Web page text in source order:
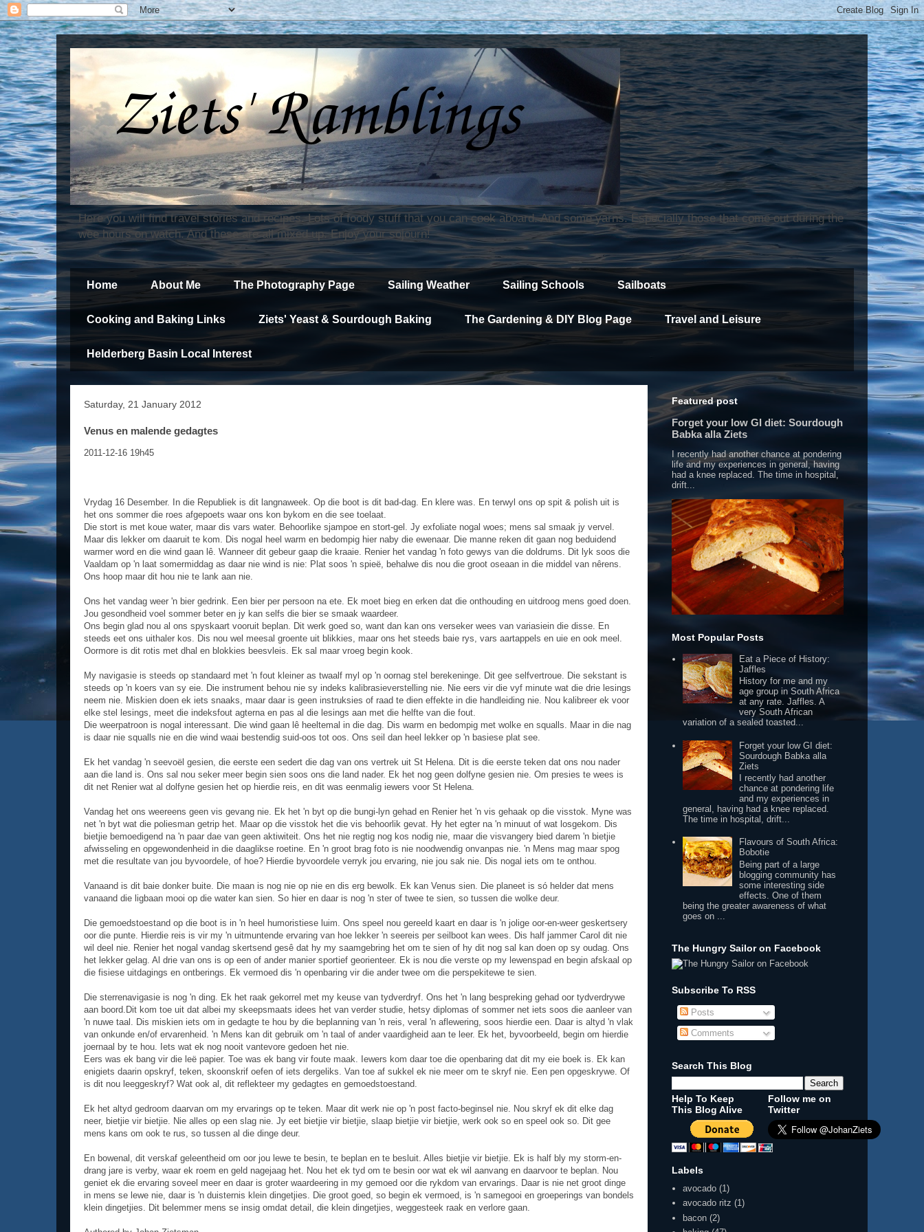
Here you will find travel stories and recipes. Lots of foody stuff that you can cook aboard. And some yarns. Especially those that come out during the
wee hours on watch. And these are all mixed up. Enjoy your sojourn!
Home About Me The Photography Page Sailing Weather Sailing Schools Sailboats
Cooking and Baking Links Ziets' Yeast & Sourdough Baking The Gardening & DIY Blog Page Travel and Leisure
Helderberg Basin Local Interest
Saturday, 21 January 2012
Venus en malende gedagtes
2011-12-16 19h45
Vrydag 16 Desember. In die Republiek is dit langnaweek. Op die boot is dit bad-dag. En klere was. En terwyl ons op spit & polish uit is
het ons sommer die roes afgepoets waar ons kon bykom en die see toelaat.
Die stort is met koue water, maar dis vars water. Behoorlike sjampoe en stort-gel. Jy exfoliate nogal woes; mens sal smaak jy vervel.
Maar dis lekker om daaruit te kom. Dis nogal heel warm en bedompig hier naby die ewenaar. Die manne reken dit gaan nog beduidend
warmer word en die wind gaan lê. Wanneer dit gebeur gaap die kraaie. Renier het vandag 'n foto gewys van die doldrums. Dit lyk soos die
Vaaldam op 'n laat somermiddag as daar nie wind is nie: Plat soos 'n spieë, behalwe dis nou die groot oseaan in die middel van nêrens.
Ons hoop maar dit hou nie te lank aan nie.
Ons het vandag weer 'n bier gedrink. Een bier per persoon na ete. Ek moet bieg en erken dat die onthouding en uitdroog mens goed doen.
Jou gesondheid voel sommer beter en jy kan selfs die bier se smaak waardeer.
Ons begin glad nou al ons spyskaart vooruit beplan. Dit werk goed so, want dan kan ons verseker wees van variasiein die disse. En
steeds eet ons uithaler kos. Dis nou wel meesal groente uit blikkies, maar ons het steeds baie rys, vars aartappels en uie en ook meel.
Oormore is dit rotis met dhal en blokkies beesvleis. Ek sal maar vroeg begin kook.
My navigasie is steeds op standaard met 'n fout kleiner as twaalf myl op 'n oornag stel berekeninge. Dit gee selfvertroue. Die sekstant is
steeds op 'n koers van sy eie. Die instrument behou nie sy indeks kalibrasieverstelling nie. Nie eers vir die vyf minute wat die drie lesings
neem nie. Miskien doen ek iets snaaks, maar daar is geen instruksies of raad te dien effekte in die handleiding nie. Nou kalibreer ek voor
elke stel lesings, meet die indeksfout agterna en pas al die lesings aan met die helfte van die fout.
Die weerpatroon is nogal interessant. Die wind gaan lê heeltemal in die dag. Dis warm en bedompig met wolke en squalls. Maar in die nag
is daar nie squalls nie en die wind waai bestendig suid-oos tot oos. Ons seil dan heel lekker op 'n basiese plat see.
Ek het vandag 'n seevoël gesien, die eerste een sedert die dag van ons vertrek uit St Helena. Dit is die eerste teken dat ons nou nader
aan die land is. Ons sal nou seker meer begin sien soos ons die land nader. Ek het nog geen dolfyne gesien nie. Om presies te wees is
dit net Renier wat al dolfyne gesien het op hierdie reis, en dit was eenmalig iewers voor St Helena.
Vandag het ons weereens geen vis gevang nie. Ek het 'n byt op die bungi-lyn gehad en Renier het 'n vis gehaak op die visstok. Myne was
net 'n byt wat die poliesman getrip het. Maar op die visstok het die vis behoorlik gevat. Hy het egter na 'n minuut of wat losgekom. Dis
bietjie bemoedigend na 'n paar dae van geen aktiwiteit. Ons het nie regtig nog kos nodig nie, maar die visvangery bied darem 'n bietjie
afwisseling en opgewondenheid in die daaglikse roetine. En 'n groot brag foto is nie noodwendig onvanpas nie. 'n Mens mag maar spog
met die resultate van jou byvoordele, of hoe? Hierdie byvoordele verryk jou ervaring, nie jou sak nie. Dis nogal iets om te onthou.
Vanaand is dit baie donker buite. Die maan is nog nie op nie en dis erg bewolk. Ek kan Venus sien. Die planeet is só helder dat mens
vanaand die ligbaan mooi op die water kan sien. So hier en daar is nog 'n ster of twee te sien, so tussen die wolke deur.
Die gemoedstoestand op die boot is in 'n heel humoristiese luim. Ons speel nou gereeld kaart en daar is 'n jolige oor-en-weer geskertsery
oor die punte. Hierdie reis is vir my 'n uitmuntende ervaring van hoe lekker 'n seereis per seilboot kan wees. Dis half jammer Carol dit nie
wil deel nie. Renier het nogal vandag skertsend gesê dat hy my saamgebring het om te sien of hy dit nog sal kan doen op sy oudag. Ons
het lekker gelag. Al drie van ons is op een of ander manier sportief georienteer. Ek is nou die verste op my lewenspad en begin afskaal op
die fisiese uitdagings en ontberings. Ek vermoed dis 'n openbaring vir die ander twee om die perspekitewe te sien.
Die sterrenavigasie is nog 'n ding. Ek het raak gekorrel met my keuse van tydverdryf. Ons het 'n lang bespreking gehad oor tydverdrywe
aan boord.Dit kom toe uit dat albei my skeepsmaats idees het van verder studie, hetsy diplomas of sommer net iets soos die aanleer van
'n nuwe taal. Dis miskien iets om in gedagte te hou by die beplanning van 'n reis, veral 'n aflewering, soos hierdie een. Daar is altyd 'n vlak
van onkunde en/of ervarenheid. 'n Mens kan dit gebruik om 'n taal of ander vaardigheid aan te leer. Ek het, byvoorbeeld, begin om hierdie
joernaal by te hou. Iets wat ek nog nooit vantevore gedoen het nie.
Eers was ek bang vir die leë papier. Toe was ek bang vir foute maak. Iewers kom daar toe die openbaring dat dit my eie boek is. Ek kan
enigiets daarin opskryf, teken, skoonskrif oefen of iets dergeliks. Van toe af sukkel ek nie meer om te skryf nie. Een pen opgeskrywe. Of
is dit nou leeggeskryf? Wat ook al, dit reflekteer my gedagtes en gemoedstoestand.
Ek het altyd gedroom daarvan om my ervarings op te teken. Maar dit werk nie op 'n post facto-beginsel nie. Nou skryf ek dit elke dag
neer, bietjie vir bietjie. Nie alles op een slag nie. Jy eet bietjie vir bietjie, slaap bietjie vir bietjie, werk ook so en speel ook so. Dit gee
mens kans om ook te rus, so tussen al die dinge deur.
En bowenal, dit verskaf geleentheid om oor jou lewe te besin, te beplan en te besluit. Alles bietjie vir bietjie. Ek is half bly my storm-en-
drang jare is verby, waar ek roem en geld nagejaag het. Nou het ek tyd om te besin oor wat ek wil aanvang en daarvoor te beplan. Nou
geniet ek die ervaring soveel meer en daar is groter waardeering in my gemoed oor die rykdom van ervarings. Daar is nie net groot dinge
in mens se lewe nie, daar is 'n duisternis klein dingetjies. Die groot goed, so begin ek vermoed, is 'n samegooi en groeperings van bondels
klein dingetjies. Dit belemmer mens se insig omdat detail, die klein dingetjies, weggesteek raak en verlore gaan.
Featured post
Forget your low GI diet: Sourdough
Babka alla Ziets
I recently had another chance at pondering
life and my experiences in general, having
had a knee replaced. The time in hospital,
drift...
Most Popular Posts
Eat a Piece of History:
Jaffles
History for me and my
age group in South Africa
at any rate. Jaffles. A
very South African
variation of a sealed toasted...
Forget your low GI diet:
Sourdough Babka alla
Ziets
I recently had another
chance at pondering life
and my experiences in
general, having had a knee replaced.
The time in hospital, drift...
Flavours of South Africa:
Bobotie
Being part of a large
blogging community has
some interesting side
effects. One of them
being the greater awareness of what
goes on ...
The Hungry Sailor on Facebook
Subscribe To RSS
Posts
Comments
Search This Blog
Help To Keep
This Blog Alive
Follow me on
Twitter
Labels
avocado (1)
avocado ritz (1)
bacon (2)